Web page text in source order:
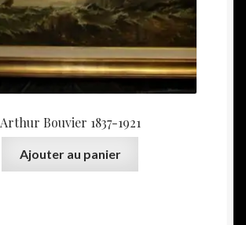
Arthur Bouvier 1837-1921
Ajouter au panier